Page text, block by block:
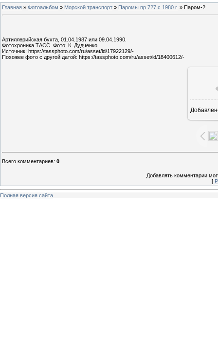
Главная » Фотоальбом » Морской транспорт » Паромы пр.727 с 1980 г. » Паром-2
Артиллерийская бухта, 01.04.1987 или 09.04.1990.
Фотохроника ТАСС. Фото: К. Дудченко.
Источник: https://tassphoto.com/ru/asset/id/17922129/-
Похожее фото с другой датой: https://tassphoto.com/ru/asset/id/18400612/-
Всего комментариев: 0
Добавлять комментарии
[
Полная версия сайта